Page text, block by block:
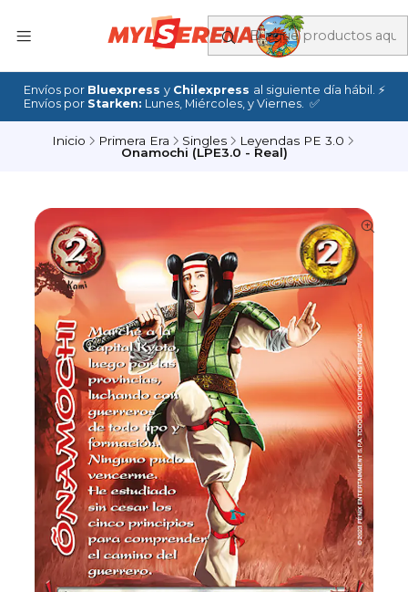
Envíos por Bluexpress y Chilexpress al siguiente día hábil. ⚡
Envíos por Starken: Lunes, Miércoles, y Viernes. ✅
Inicio Primera Era Singles
Leyendas PE 3.0
Onamochi (LPE3.0 - Real)